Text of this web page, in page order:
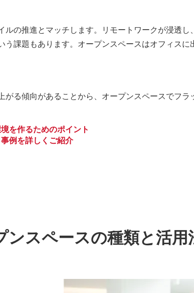
の推進とマッチします。リモートワークが浸透
課題もあります。オープンスペースはオフィス
る傾向があることから、オープンスペースでフ
を作るためのポイント
例を詳しくご紹介
ンスペースの種類と活用